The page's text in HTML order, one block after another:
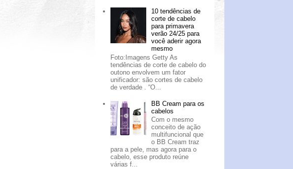
10 tendências de
corte de cabelo
para primavera
verão 24/25 para
você aderir agora
mesmo
Foto:Imagens Getty As
tendências de corte de cabelo do
outono envolvem um fator
unificador: são cortes de cabelo
de verdade . “O...
BB Cream para os
cabelos
Com o mesmo
conceito de ação
multifuncional que
o BB Cream traz
para a pele, mas agora para o
cabelo, esse produto reúne
várias f...